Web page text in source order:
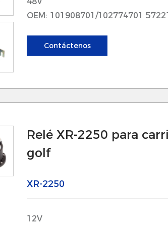
OEM: 101908701/102774701
Contáctenos
Relé XR-2250 para
golf
XR-2250
12V